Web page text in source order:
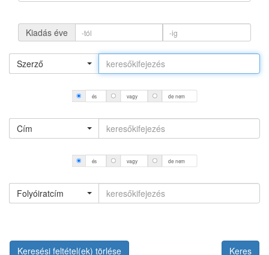
Kiadás éve
Szerző
és vagy de nem
Cím
és vagy de nem
Folyóiratcím
Keresési feltétel(ek) törlése